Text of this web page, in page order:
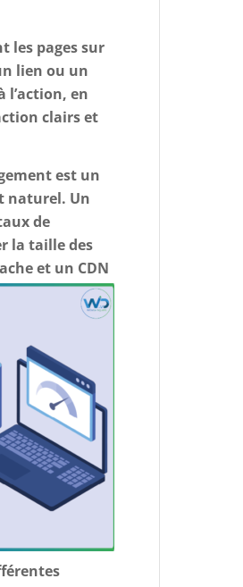
les pages sur
lien ou un
l’action, en
clairs et
est un
naturel. Un
de
la taille des
et un CDN